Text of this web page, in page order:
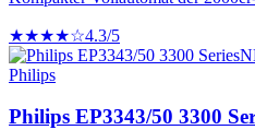
★★★★☆4.3/5
Philips
Philips EP3343/50 3300